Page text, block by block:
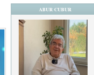
ABUR CUBUR